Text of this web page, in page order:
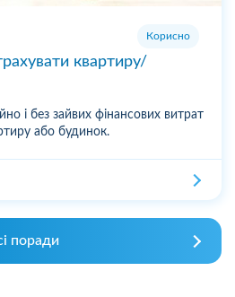
Корисно
квартиру/
і без зайвих фінансових витрат
або будинок.
поради